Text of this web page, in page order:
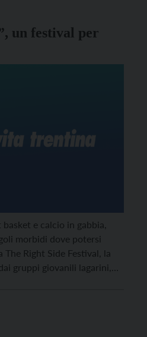
un festival per
e calcio in gabbia,
morbidi dove potersi
The Right Side Festival, la
gruppi giovanili lagarini,